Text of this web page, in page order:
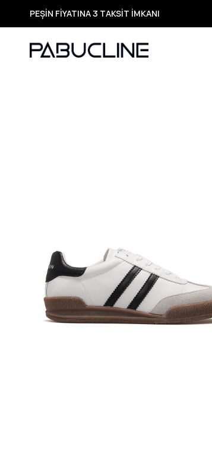
TÜM ÜRÜNLERDE ÜCRETSİZ KARGO
Yeni Sezon Ürünlerde Özel Fırsatlar
Seçili Ürünlerde Hızlı Teslimat